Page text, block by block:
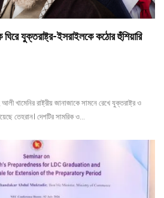
যুক্তরাষ্ট্র-ইসরাইলকে কঠোর হুঁশিয়ারি
খামেনির রাষ্ট্রীয় জানাজাকে সামনে রেখে যুক্তরাষ্ট্র ও
তেহরান। দেশটির সামরিক ও…